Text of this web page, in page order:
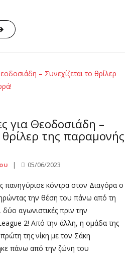
για Θεοδοσιάδη –
θρίλερ της παραμονής
05/06/2023
πανηγύρισε κόντρα στον Διαγόρα ο
την θέση του πάνω από τη
αγωνιστικές πριν την
2! Από την άλλη, η ομάδα της
της νίκη με τον Σάκη
πάνω από την ζώνη του